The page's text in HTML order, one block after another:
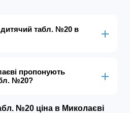
табл. №20 в
пропонують
№20?
№20 ціна в Миколаєві